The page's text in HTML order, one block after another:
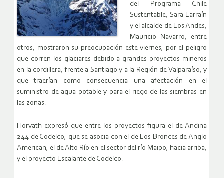
del Programa Chile
Sustentable, Sara Larraín
y el alcalde de Los Andes,
Mauricio Navarro, entre
otros, mostraron su preocupación este viernes, por el peligro
que corren los glaciares debido a grandes proyectos mineros
en la cordillera, frente a Santiago y a la Región de Valparaíso, y
que traerían como consecuencia una afectación en el
suministro de agua potable y para el riego de las siembras en
las zonas.
Horvath expresó que entre los proyectos figura el de Andina
244 de Codelco, que se asocia con el de Los Bronces de Anglo
American, el de Alto Río en el sector del río Maipo, hacia arriba,
y el proyecto Escalante de Codelco.